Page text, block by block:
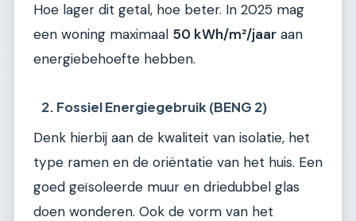
Hoe lager dit getal, hoe beter. In 2025 mag
een woning maximaal 50 kWh/m²/jaar aan
energiebehoefte hebben.
2. Fossiel Energiegebruik (BENG 2)
Denk hierbij aan de kwaliteit van isolatie, het
type ramen en de oriëntatie van het huis. Een
goed geïsoleerde muur en driedubbel glas
doen wonderen. Ook de vorm van het